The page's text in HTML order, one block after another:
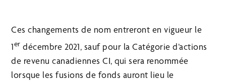
Ces changements de nom entreront en vigueur le
1er décembre 2021, sauf pour la Catégorie d’actions
de revenu canadiennes CI, qui sera renommée
lorsque les fusions de fonds auront lieu le